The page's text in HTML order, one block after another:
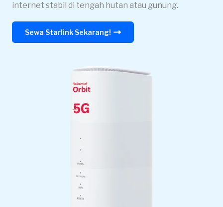
internet stabil di tengah hutan atau gunung.
Sewa Starlink Sekarang!